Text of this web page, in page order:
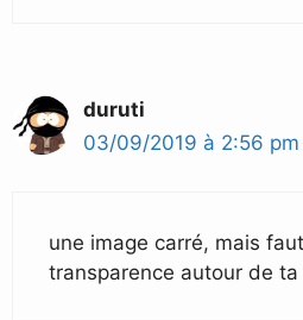
duruti
03/09/2019 à 2:56 pm
une image carré, mais
transparence autour de ta